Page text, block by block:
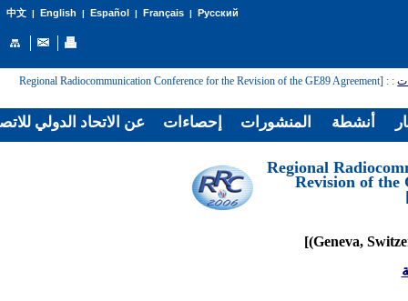
中文| English | Español | Français| Русский
:
: [Regional Radiocommunication Conference for the Revision of the GE89 Agreement
[Regional
Revision of the
عن الاتحاد الدولي إحصاءات المنشورات أنشطة